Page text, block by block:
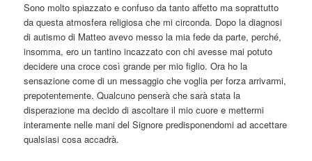
Sono molto spiazzato e confuso da tanto affetto ma soprattutto
da questa atmosfera religiosa che mi circonda. Dopo la diagnosi
di autismo di Matteo avevo messo la mia fede da parte, perché,
insomma, ero un tantino incazzato con chi avesse mai potuto
decidere una croce così grande per mio figlio. Ora ho la
sensazione come di un messaggio che voglia per forza arrivarmi,
prepotentemente. Qualcuno penserà che sarà stata la
disperazione ma decido di ascoltare il mio cuore e mettermi
interamente nelle mani del Signore predisponendomi ad accettare
qualsiasi cosa accadrà.